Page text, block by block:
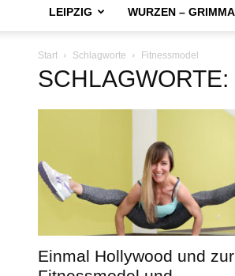
LEIPZIG WURZEN – GRIMMA
Start Schlagworte Fitnessmodel
Einmal Hollywood und